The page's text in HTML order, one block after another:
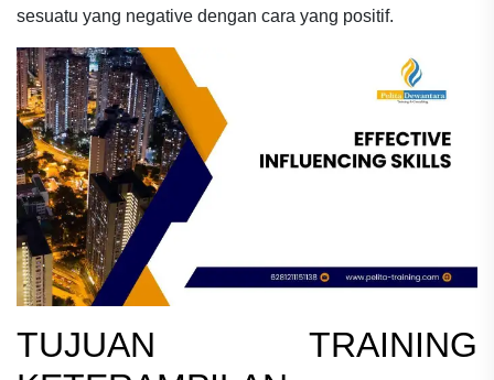
sesuatu yang negative dengan cara yang positif.
TUJUAN TRAINING